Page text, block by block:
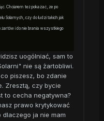
Chciałem też pokazać, że po
Solarnych, czy do ludzi takich jak
żartów i do nie brania wszystkiego
uogólniać, sam to
nie są żartobliwi.
piszesz, bo zdanie
Zresztą, czy bycie
to cecha negatywna?
prawo krytykować
dlaczego ja nie mam